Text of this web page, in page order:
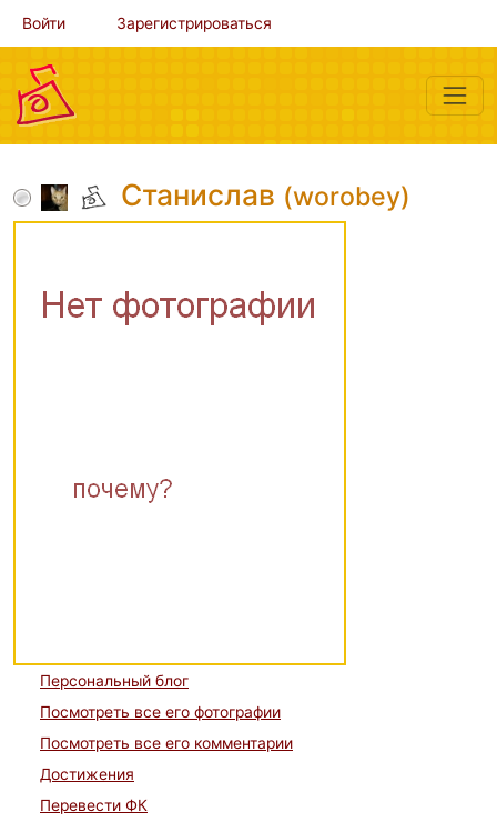
Войти Зарегистрироваться
Станислав (worobey)
Персональный блог
Посмотреть все его фотографии
Посмотреть все его комментарии
Достижения
Перевести ФК